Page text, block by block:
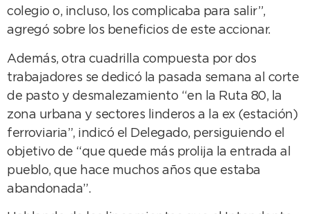
colegio o, incluso, los complicaba para salir”,
agregó sobre los beneficios de este accionar.
Además, otra cuadrilla compuesta por dos
trabajadores se dedicó la pasada semana al corte
de pasto y desmalezamiento “en la Ruta 80, la
zona urbana y sectores linderos a la ex (estación)
ferroviaria”, indicó el Delegado, persiguiendo el
objetivo de “que quede más prolija la entrada al
pueblo, que hace muchos años que estaba
abandonada”.